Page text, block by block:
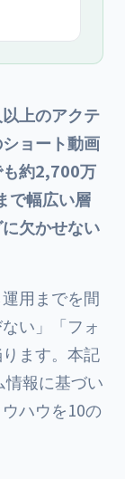
解説。
上のアクテ
ョート動画
も約2,700万
で幅広い層
欠かせない
用までを間
い」「フォ
ます。本記
報に基づい
ハウを10の